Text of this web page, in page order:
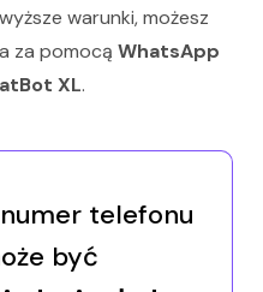
warunki, możesz
za pomocą WhatsApp
XL.
telefonu
być